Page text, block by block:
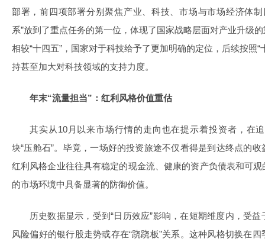
部署，前四项部署分别聚焦产业、科技、市场与市场经济体
系”放到了重点任务的第一位，体现了国家战略层面对产业升级
相较“十四五”，国家对于科技给予了更加明确的定位，后续按照
持甚至加大对科技领域的支持力度。
年末“流量担当”：红利风格价值重估
其实从10月以来市场行情的走向也在提示着投资者，在
块“压舱石”。毕竟，一场好的投资旅途不仅看得是到达终点的
红利风格企业往往具有稳定的现金流、健康的资产负债表和可
的市场环境中具备显著的防御价值。
历史数据显示，受到“日历效应”影响，在短期维度内，受
风险偏好的银行股走势或存在“跷跷板”关系。这种风格切换在